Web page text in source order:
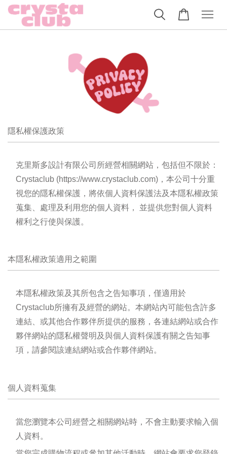
隱私權保護政策
克里斯多設計有限公司所經營相關網站，包括但不限於：
Crystaclub (https://www.crystaclub.com)，本公司十分重
視您的隱私權保護，將依個人資料保護法及本隱私權政策
蒐集、處理及利用您的個人資料， 並提供您對個人資料
權利之行使與保護。
本隱私權政策適用之範圍
本隱私權政策及其所包含之告知事項，僅適用於
Crystaclub所擁有及經營的網站。本網站內可能包含許多
連結、或其他合作夥伴所提供的服務，各連結網站或合作
夥伴網站的隱私權聲明及與個人資料保護有關之告知事
項，請參閱該連結網站或合作夥伴網站。
個人資料蒐集
當您瀏覽本公司經營之相關網站時，不會主動要求輸入個
人資料。